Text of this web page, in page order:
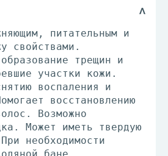
питательным и
свойствами.
трещин и
участки кожи.
воспаления и
восстановлению
Возможно
Может иметь твердую
необходимости